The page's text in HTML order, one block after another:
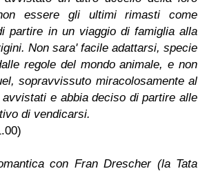
essere gli ultimi rimasti come
partire in un viaggio di famiglia alla
Non sara' facile adattarsi, specie
regole del mondo animale, e non
sopravvissuto miracolosamente al
e abbia deciso di partire alle
di vendicarsi.
con Fran Drescher (la Tata